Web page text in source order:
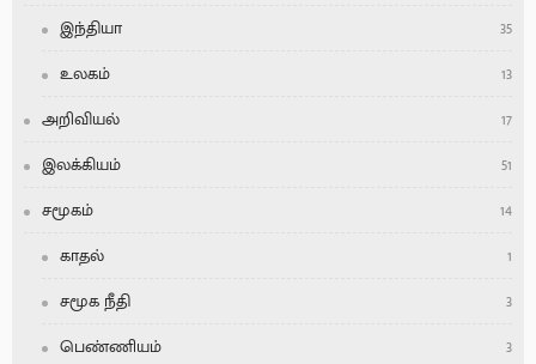
இந்தியா
35
உலகம்
13
அறிவியல்
17
இலக்கியம்
51
சமூகம்
14
காதல்
1
சமூக நீதி
3
பெண்ணியம்
3